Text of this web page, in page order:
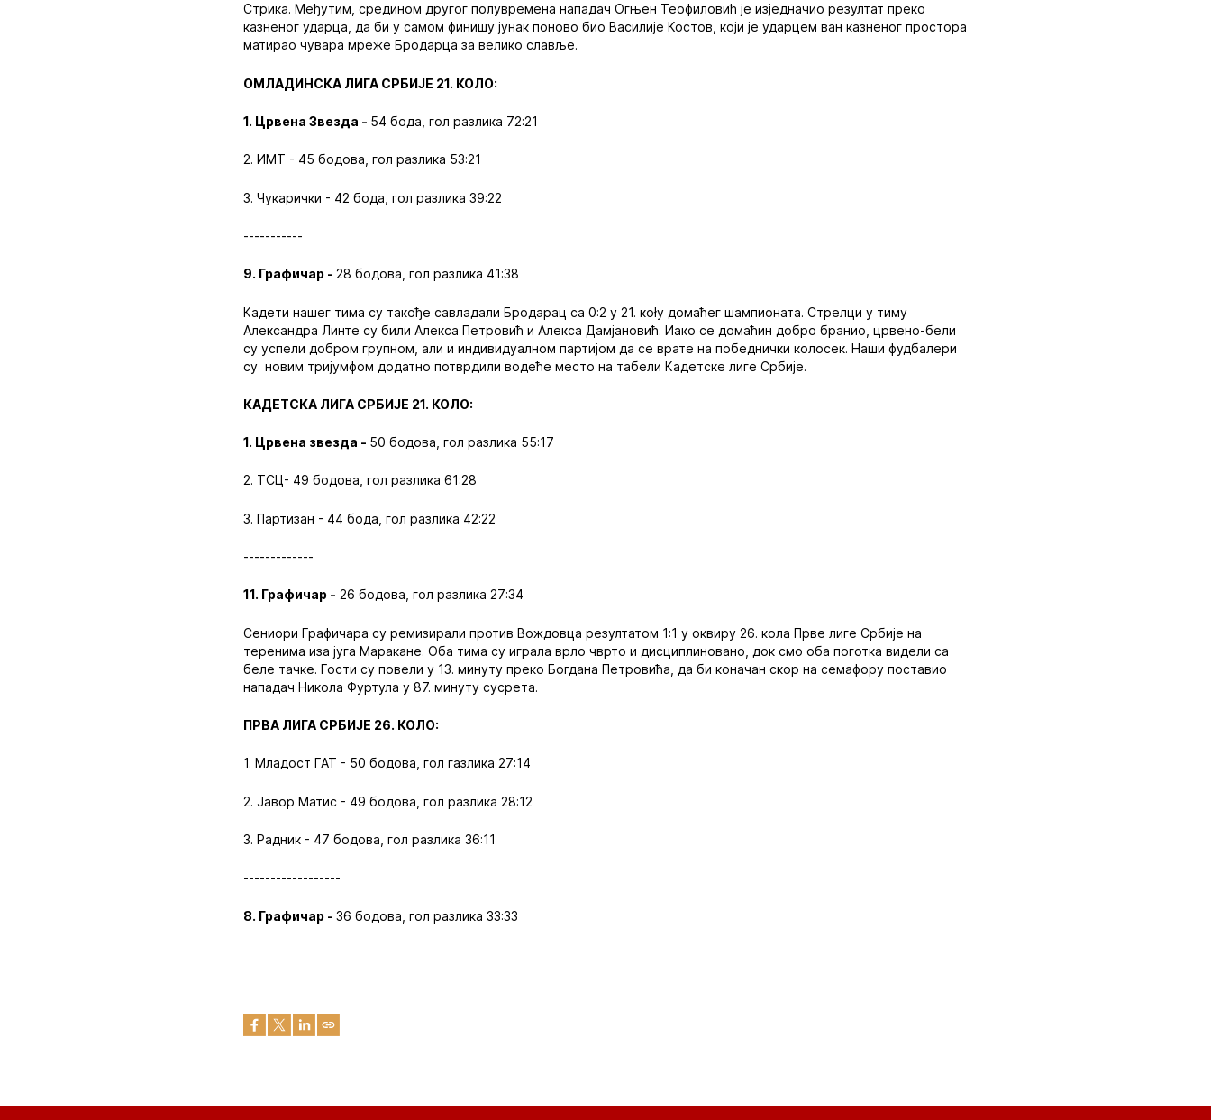
Стрика. Међутим, средином другог полувремена нападач Огњен Теофиловић је изједначио резултат преко
казненог ударца, да би у самом финишу јунак поново био Василије Костов, који је ударцем ван казненог простора
матирао чувара мреже Бродарца за велико славље.
ОМЛАДИНСКА ЛИГА СРБИЈЕ 21. КОЛО:
1. Црвена Звезда - 54 бода, гол разлика 72:21
2. ИМТ - 45 бодова, гол разлика 53:21
3. Чукарички - 42 бода, гол разлика 39:22
-----------
9. Графичар - 28 бодова, гол разлика 41:38
Кадети нашег тима су такође савладали Бродарац са 0:2 у 21. коłу домаћег шампионата. Стрелци у тиму
Александра Линте су били Алекса Петровић и Алекса Дамјановић. Иако се домаћин добро бранио, црвено-бели
су успели добром групном, али и индивидуалном партијом да се врате на победнички колосек. Наши фудбалери
су новим тријумфом додатно потврдили водеће место на табели Кадетске лиге Србије.
КАДЕТСКА ЛИГА СРБИЈЕ 21. КОЛО:
1. Црвена звезда - 50 бодова, гол разлика 55:17
2. ТСЦ- 49 бодова, гол разлика 61:28
3. Партизан - 44 бода, гол разлика 42:22
-------------
11. Графичар - 26 бодова, гол разлика 27:34
Сениори Графичара су ремизирали против Вождовца резултатом 1:1 у оквиру 26. кола Прве лиге Србије на
теренима иза југа Маракане. Оба тима су играла врло чврто и дисциплиновано, док смо оба поготка видели са
беле тачке. Гости су повели у 13. минуту преко Богдана Петровића, да би коначан скор на семафору поставио
нападач Никола Фуртула у 87. минуту сусрета.
ПРВА ЛИГА СРБИЈЕ 26. КОЛО:
1. Младост ГАТ - 50 бодова, гол газлика 27:14
2. Јавор Матис - 49 бодова, гол разлика 28:12
3. Радник - 47 бодова, гол разлика 36:11
------------------
8. Графичар -36 бодова, гол разлика 33:33